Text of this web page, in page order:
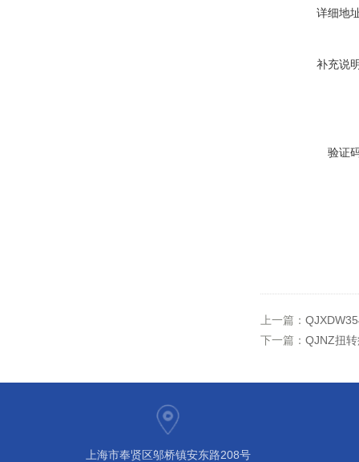
详细地
补充说
验证
上一篇：
下一篇： QJNZ扭
上海市奉贤区邬桥镇安东路208号